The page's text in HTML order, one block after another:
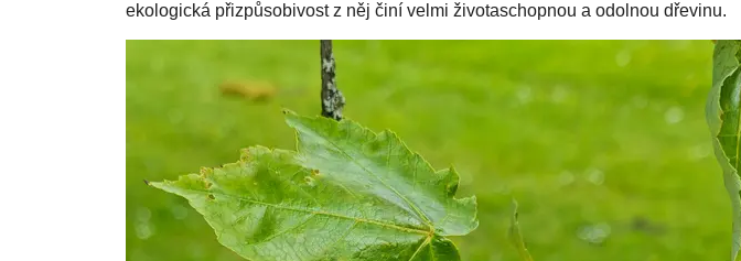
ekologická přizpůsobivost z něj činí velmi životaschopnou a odolnou dřevinu.